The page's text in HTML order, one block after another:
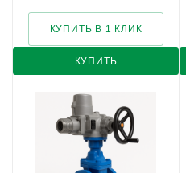
КУПИТЬ
КУПИТЬ В 1 КЛИК